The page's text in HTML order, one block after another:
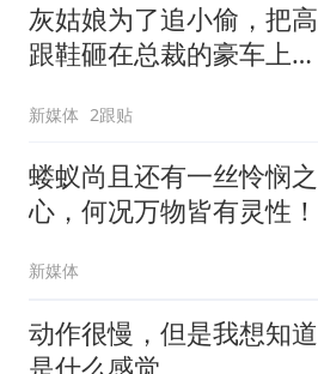
灰姑娘为了追小偷，把高
跟鞋砸在总裁的豪车上，
新媒体 2跟贴
蝼蚁尚且还有一丝怜悯之
心，何况万物皆有灵性！
新媒体
动作很慢，但是我想知道